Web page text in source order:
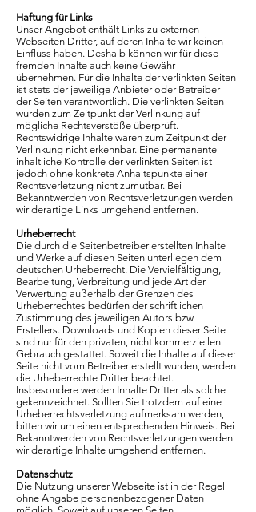
Haftung für Links
Unser Angebot enthält Links zu externen
Webseiten Dritter, auf deren Inhalte wir keinen
Einfluss haben. Deshalb können wir für diese
fremden Inhalte auch keine Gewähr
übernehmen. Für die Inhalte der verlinkten Seiten
ist stets der jeweilige Anbieter oder Betreiber
der Seiten verantwortlich. Die verlinkten Seiten
wurden zum Zeitpunkt der Verlinkung auf
mögliche Rechtsverstöße überprüft.
Rechtswidrige Inhalte waren zum Zeitpunkt der
Verlinkung nicht erkennbar. Eine permanente
inhaltliche Kontrolle der verlinkten Seiten ist
jedoch ohne konkrete Anhaltspunkte einer
Rechtsverletzung nicht zumutbar. Bei
Bekanntwerden von Rechtsverletzungen werden
wir derartige Links umgehend entfernen.
Urheberrecht
Die durch die Seitenbetreiber erstellten Inhalte
und Werke auf diesen Seiten unterliegen dem
deutschen Urheberrecht. Die Vervielfältigung,
Bearbeitung, Verbreitung und jede Art der
Verwertung außerhalb der Grenzen des
Urheberrechtes bedürfen der schriftlichen
Zustimmung des jeweiligen Autors bzw.
Erstellers. Downloads und Kopien dieser Seite
sind nur für den privaten, nicht kommerziellen
Gebrauch gestattet. Soweit die Inhalte auf dieser
Seite nicht vom Betreiber erstellt wurden, werden
die Urheberrechte Dritter beachtet.
Insbesondere werden Inhalte Dritter als solche
gekennzeichnet. Sollten Sie trotzdem auf eine
Urheberrechtsverletzung aufmerksam werden,
bitten wir um einen entsprechenden Hinweis. Bei
Bekanntwerden von Rechtsverletzungen werden
wir derartige Inhalte umgehend entfernen.
Datenschutz
Die Nutzung unserer Webseite ist in der Regel
ohne Angabe personenbezogener Daten